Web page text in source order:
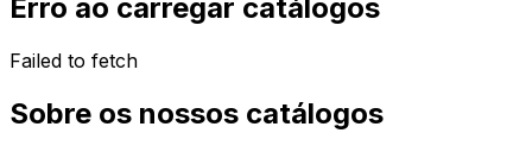
Erro ao carregar catálogos
Failed to fetch
Sobre os nossos catálogos